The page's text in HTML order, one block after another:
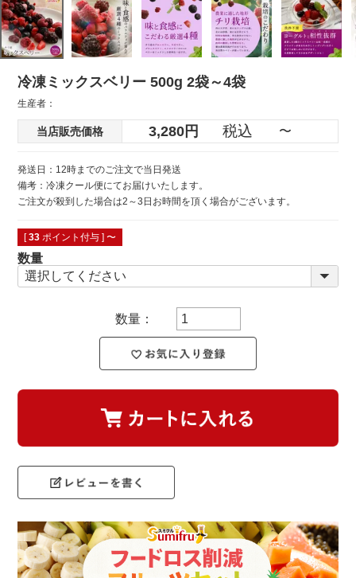
冷凍ミックスベリー 500g 2袋～4袋
生産者：
当店販売価格 3,280 税込 〜
発送日：12時までのご注文で当日発送
備考：冷凍クール便にてお届けいたします。
ご注文が殺到した場合は2～3日お時間を頂く場合がございます。
[ 33 ポイント付与 ] 〜
数量